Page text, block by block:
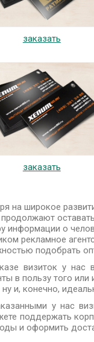
заказать
заказать
на широкое
информации о
рекламное
подобрать
визиток у нас
в пользу того
ну и, конечно,
у нас
поддержать
и оформить